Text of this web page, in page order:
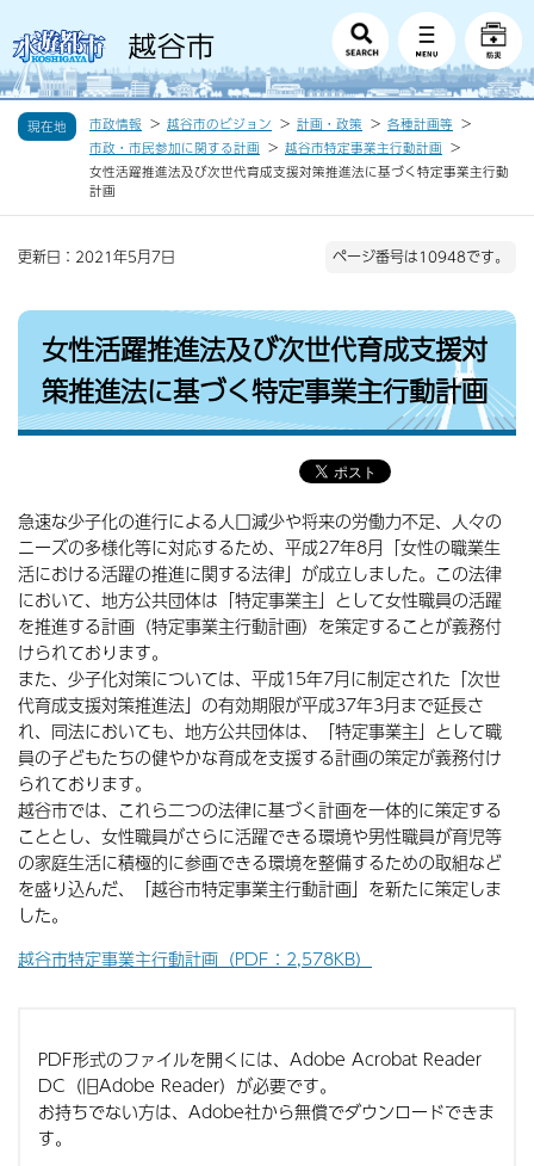
現在地 市政情報 越谷市のビジョン 計画・政策
各種計画等
市政・市民参加に関する計画
越谷市特定事業主行動計画
女性活躍推進法及び次世代育成支援対策推進法に基づく特定事業主行動
計画
更新日：2021年5月7日 ページ番号は10948です。
女性活躍推進法及び次世代育成支援対
策推進法に基づく特定事業主行動計画
急速な少子化の進行による人口減少や将来の労働力不足、人々の
ニーズの多様化等に対応するため、平成27年8月「女性の職業生
活における活躍の推進に関する法律」が成立しました。この法律
において、地方公共団体は「特定事業主」として女性職員の活躍
を推進する計画（特定事業主行動計画）を策定することが義務付
けられております。
また、少子化対策については、平成15年7月に制定された「次世
代育成支援対策推進法」の有効期限が平成37年3月まで延長さ
れ、同法においても、地方公共団体は、「特定事業主」として職
員の子どもたちの健やかな育成を支援する計画の策定が義務付け
られております。
越谷市では、これら二つの法律に基づく計画を一体的に策定する
こととし、女性職員がさらに活躍できる環境や男性職員が育児等
の家庭生活に積極的に参画できる環境を整備するための取組など
を盛り込んだ、「越谷市特定事業主行動計画」を新たに策定しま
した。
越谷市特定事業主行動計画（PDF：2,578KB）
PDF形式のファイルを開くには、Adobe Acrobat Reader
DC（旧Adobe Reader）が必要です。
お持ちでない方は、Adobe社から無償でダウンロードできま
す。